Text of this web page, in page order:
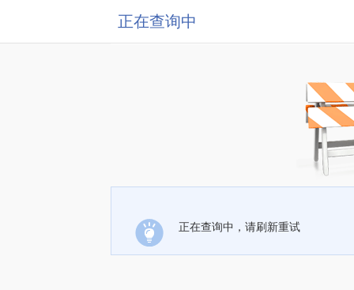
正在查询中
正在查询中，请刷新重试